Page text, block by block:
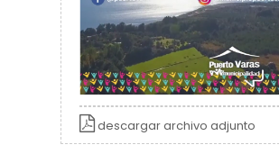
descargar archivo adjunto